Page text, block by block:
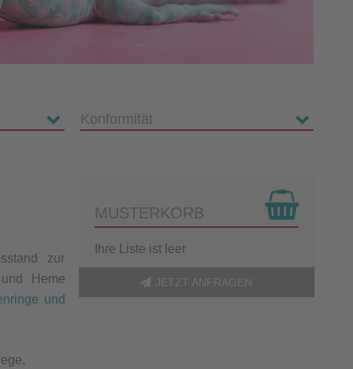
zur
Heme
und
MUSTERKORB
Ihre Liste ist leer
JETZT ANFRAGEN